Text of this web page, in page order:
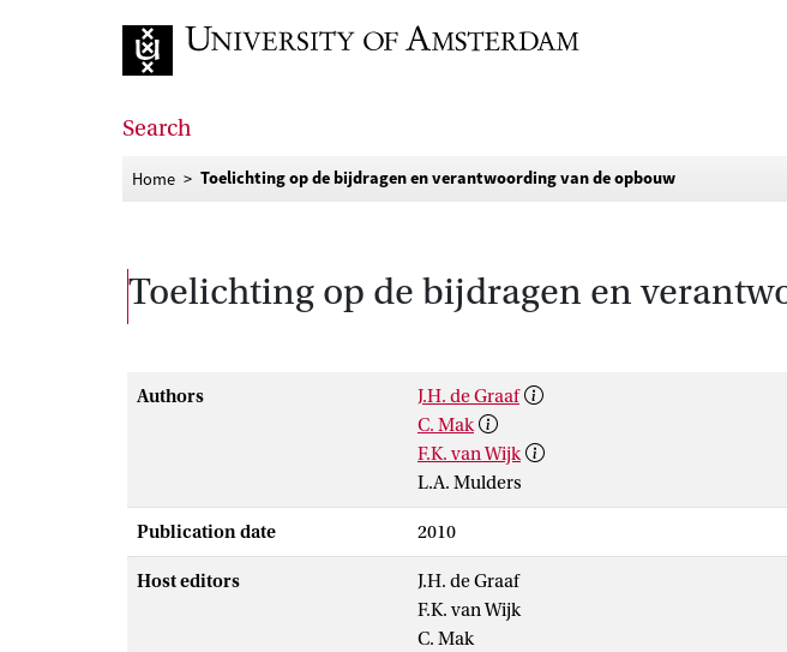
Search
Home Toelichting op de bijdragen en verantwoording van de opbouw
Toelichting op de bijdragen en
Authors
J.H. de Graaf
C. Mak
F.K. van Wijk
L.A. Mulders
Publication date 2010
Host editors
J.H. de Graaf
F.K. van Wijk
C. Mak